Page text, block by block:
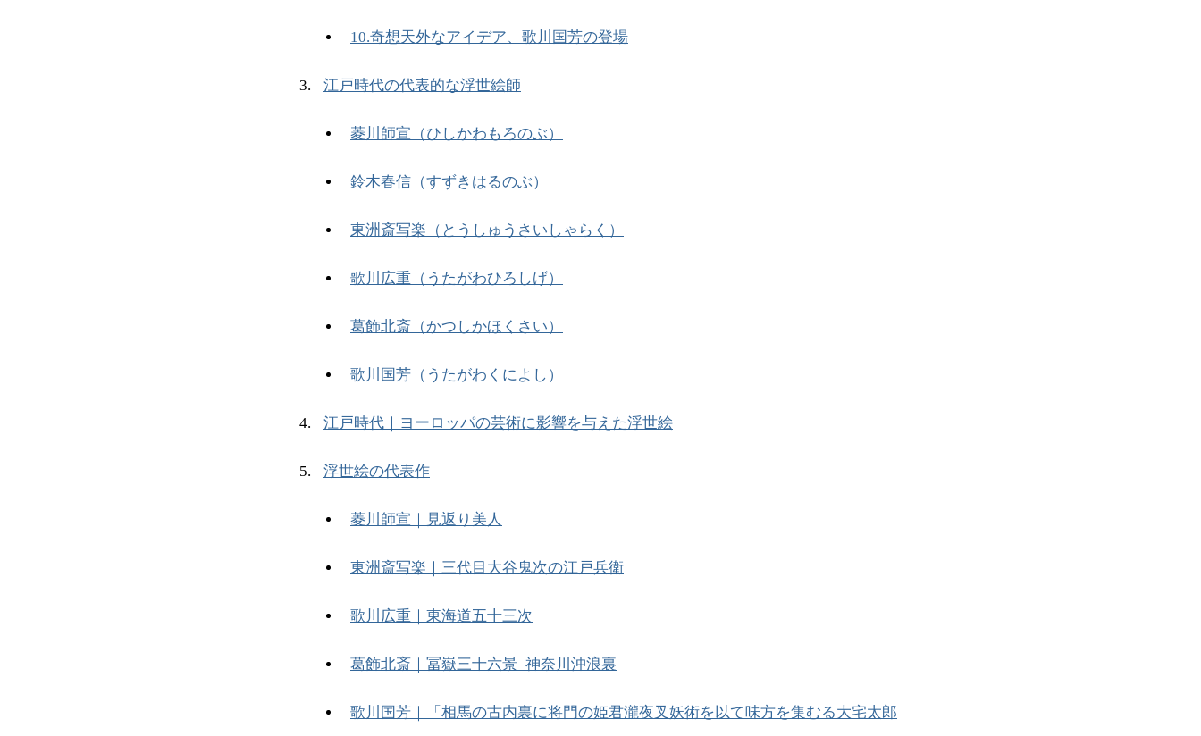
10.奇想天外なアイデア、歌川国芳の登場
江戸時代の代表的な浮世絵師
菱川師宣（ひしかわもろのぶ）
鈴木春信（すずきはるのぶ）
東洲斎写楽（とうしゅうさいしゃらく）
歌川広重（うたがわひろしげ）
葛飾北斎（かつしかほくさい）
歌川国芳（うたがわくによし）
江戸時代｜ヨーロッパの芸術に影響を与えた浮世絵
浮世絵の代表作
菱川師宣｜見返り美人
東洲斎写楽｜三代目大谷鬼次の江戸兵衛
歌川広重｜東海道五十三次
葛飾北斎｜冨嶽三十六景 神奈川沖浪裏
歌川国芳｜「相馬の古内裏に将門の姫君瀧夜叉妖術を以て味方を集むる大宅太郎